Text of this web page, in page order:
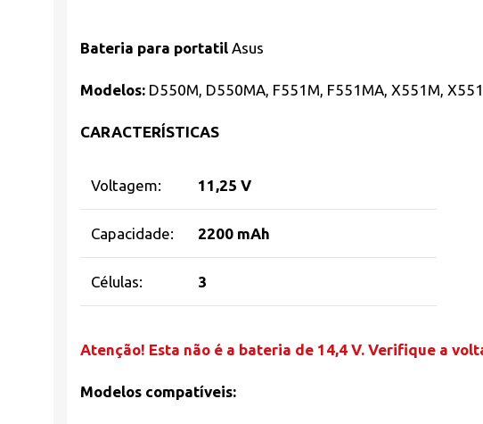
Bateria para portatil Asus
Modelos: D550M, D550MA, F551M, F551MA, X551M,
CARACTERÍSTICAS
Voltagem: 11,25 V
Capacidade: 2200 mAh
Células: 3
Atenção! Esta não é a bateria de 14,4 V. Verifique a
Modelos compatíveis: